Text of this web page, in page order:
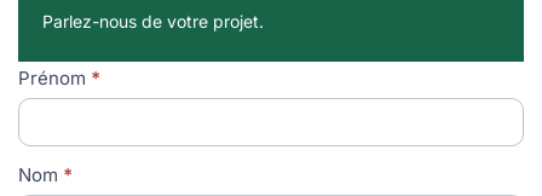
Parlez-nous de votre projet.
Formulaire
Contact
Prénom *
Nom *